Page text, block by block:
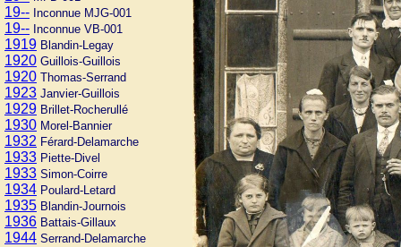
19-- Inconnue MJG-001
19-- Inconnue VB-001
1919 Blandin-Legay
1920 Guillois-Guillois
1920 Thomas-Serrand
1923 Janvier-Guillois
1929 Brillet-Rocherullé
1930 Morel-Bannier
1932 Férard-Delamarche
1933 Piette-Divel
1933 Simon-Coirre
1934 Poulard-Letard
1935 Blandin-Journois
1936 Battais-Gillaux
1944 Serrand-Delamarche